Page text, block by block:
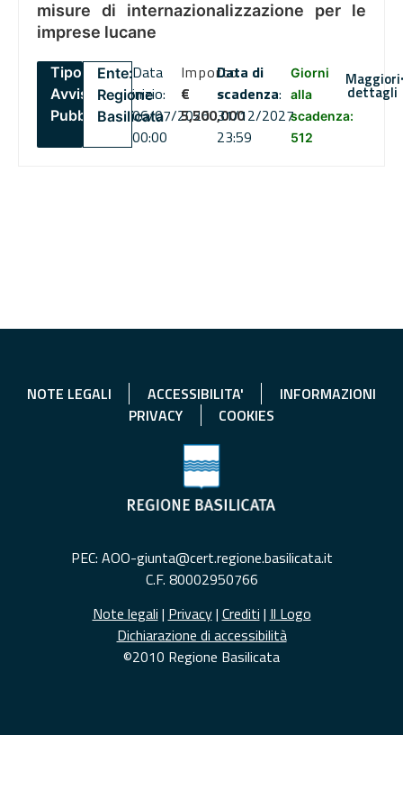
misure di internazionalizzazione per le
imprese lucane
Tipo:
Avviso
Pubblico
Ente:
Regione
Basilicata
Data
inizio:
06/07/2026
00:00
Importo
€
5,500,000
Data di
scadenza:
31/12/2027
23:59
Giorni
alla
scadenza:
512
Maggiori
dettagli
NOTE LEGALI ACCESSIBILITA'
INFORMAZIONI
PRIVACY
COOKIES
PEC: AOO-giunta@cert.regione.basilicata.it
C.F. 80002950766
Note legali | Privacy| Crediti | Il Logo
Dichiarazione di accessibilità
©2010 Regione Basilicata